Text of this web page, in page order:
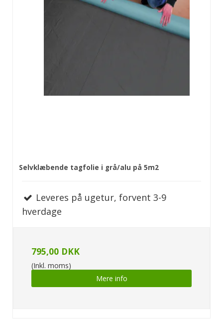
Selvklæbende tagfolie i grå/alu på 5m2
Leveres på ugetur, forvent 3-9
hverdage
795,00 DKK
(Inkl. moms)
Mere info